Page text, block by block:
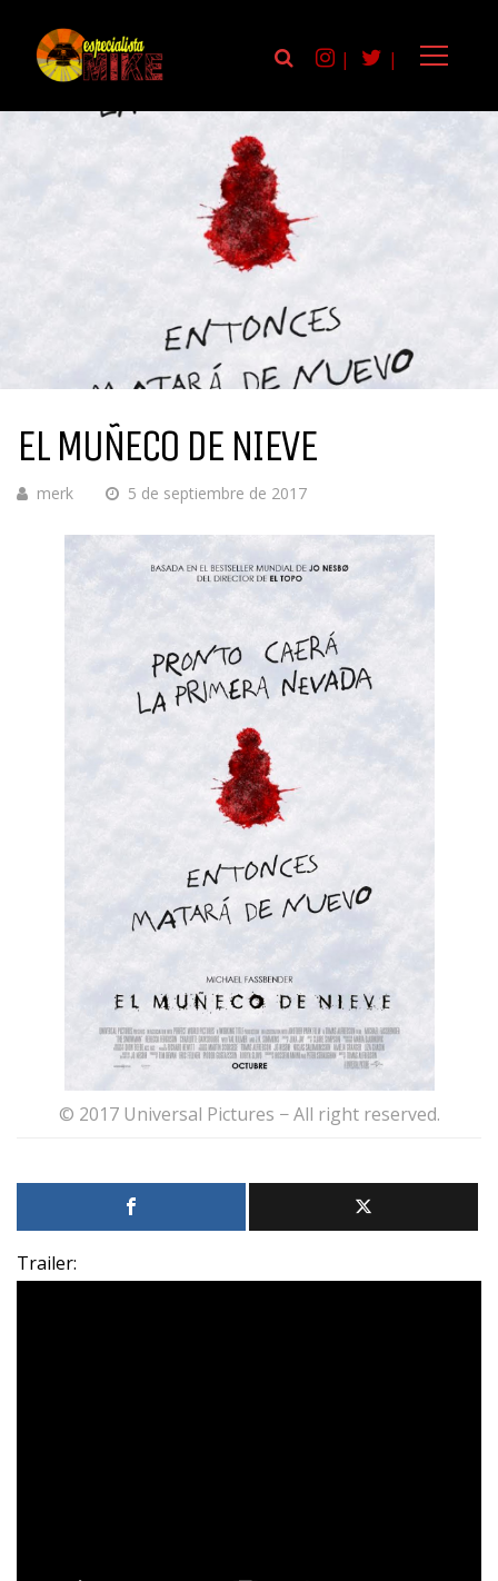
| |
EL MUÑECO DE NIEVE
merk 5 de septiembre de 2017
© 2017 Universal Pictures − All right reserved.
Trailer: